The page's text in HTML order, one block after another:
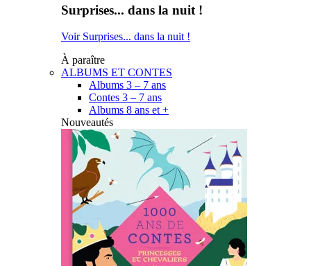
Surprises... dans la nuit !
Voir Surprises... dans la nuit !
À paraître
ALBUMS ET CONTES
Albums 3 – 7 ans
Contes 3 – 7 ans
Albums 8 ans et +
Nouveautés